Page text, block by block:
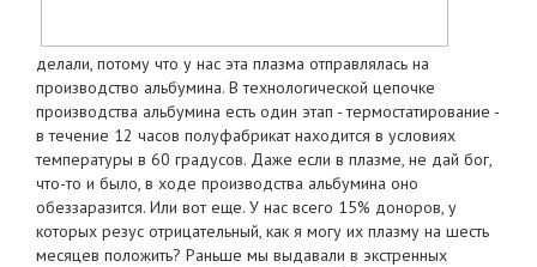
делали, потому что у нас эта плазма отправлялась на
производство альбумина. В технологической цепочке
производства альбумина есть один этап - термостатирование -
в течение 12 часов полуфабрикат находится в условиях
температуры в 60 градусов. Даже если в плазме, не дай бог,
что-то и было, в ходе производства альбумина оно
обеззаразится. Или вот еще. У нас всего 15% доноров, у
которых резус отрицательный, как я могу их плазму на шесть
месяцев положить? Раньше мы выдавали в экстренных